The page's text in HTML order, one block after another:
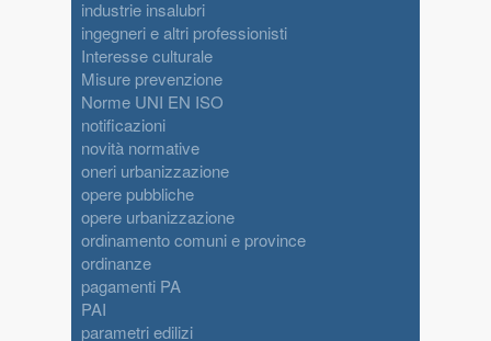
industrie insalubri
ingegneri e altri professionisti
Interesse culturale
Misure prevenzione
Norme UNI EN ISO
notificazioni
novità normative
oneri urbanizzazione
opere pubbliche
opere urbanizzazione
ordinamento comuni e province
ordinanze
pagamenti PA
PAI
parametri edilizi